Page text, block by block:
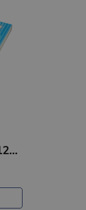
Plastilīns10kr.12gr.GAMMA'UA